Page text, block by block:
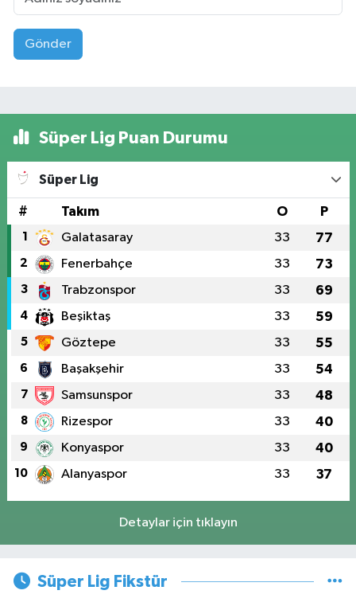
Gönder
Süper Lig Puan Durumu
Süper Lig
# Takım O P
1 Galatasaray 33 77
2 Fenerbahçe 33 73
3 Trabzonspor 33 69
4 Beşiktaş 33 59
5 Göztepe 33 55
6 Başakşehir 33 54
7 Samsunspor 33 48
8 Rizespor 33 40
9 Konyaspor 33 40
10 Alanyaspor 33 37
Detaylar için tıklayın
Süper Lig Fikstür